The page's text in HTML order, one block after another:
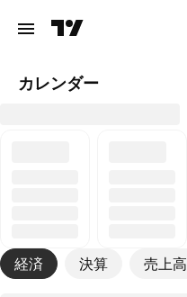
カレンダー
経済 決算 売上高
その他